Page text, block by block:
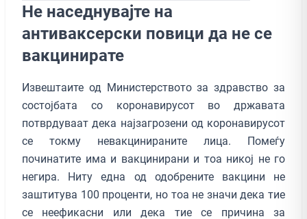
Не наседнувајте на
антиваксерски повици да не се
вакцинирате
Извештаите од Министерството за здравство за
состојбата со коронавирусот во државата
потврдуваат дека најзагрозени од коронавирусот
се токму невакцинираните лица. Помеѓу
починатите има и вакцинирани и тоа никој не го
негира. Ниту една од одобрените вакцини не
заштитува 100 проценти, но тоа не значи дека тие
се неефикасни или дека тие се причина за